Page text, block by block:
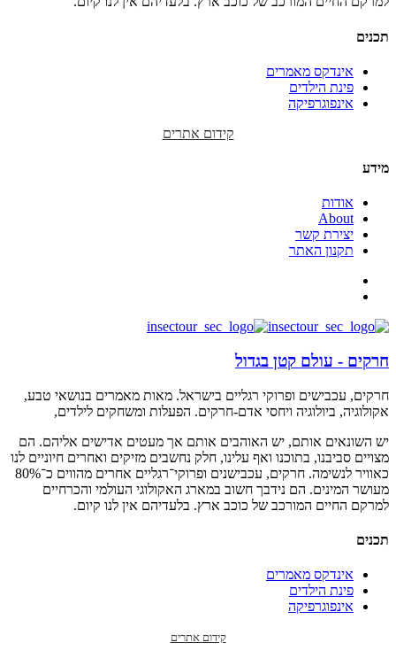
תכנים
אינדקס מאמרים
פינת הילדים
אינפוגרפיקה
קידום אתרים
מידע
אודות
About
יצירת קשר
תקנון האתר
חרקים - עולם קטן בגדול
חרקים, עכבישים ופרוקי רגליים בישראל. מאות מאמרים בנושאי טבע,
אקולוגיה, ביולוגיה ויחסי אדם-חרקים. הפעלות ומשחקים לילדים,
יש השונאים אותם, יש האוהבים אותם אך מעטים אדישים אליהם. הם
מצויים סביבנו, בתוכנו ואף עלינו, חלק נחשבים מזיקים ואחרים חיוניים לנו
כאוויר לנשימה. חרקים, עכבישנים ופרוקי־רגליים אחרים מהווים כ־80%
מעושר המינים. הם נידבך חשוב במארג האקולוגי העולמי והכרחיים
למרקם החיים המורכב של כוכב ארץ. בלעדיהם אין לנו קיום.
תכנים
אינדקס מאמרים
פינת הילדים
אינפוגרפיקה
קידום אתרים